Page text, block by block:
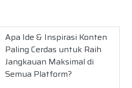
Apa Ide & Inspirasi Konten
Paling Cerdas untuk Raih
Jangkauan Maksimal di
Semua Platform?